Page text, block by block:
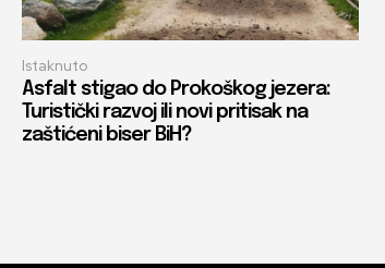
Istaknuto
Asfalt stigao do Prokoškog jezera:
Turistički razvoj ili novi pritisak na
zaštićeni biser BiH?